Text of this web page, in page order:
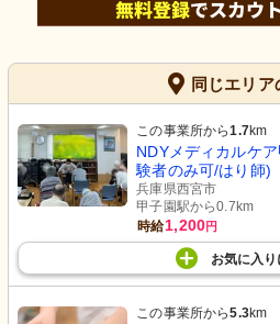
同じエリア
この事業所から1.7km
NDYメディカルケ
験者のみ可/はり師)
兵庫県西宮市
甲子園駅から0.7km
時給1,200円
お気に入り
この事業所から5.3km